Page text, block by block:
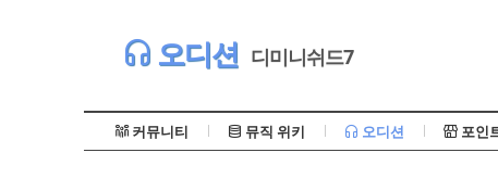
오디션 디미니쉬드7
커뮤니티 뮤직 위키 오디션 포인
Sketchbook5, 스케치북5